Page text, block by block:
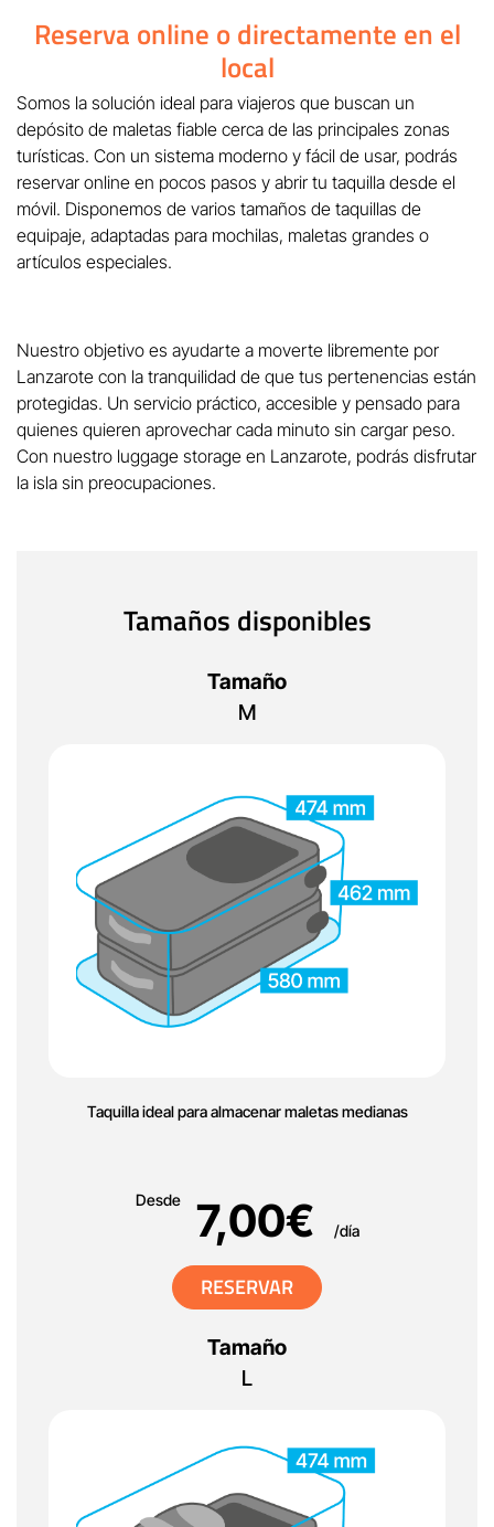
Reserva online o directamente en el
local
Somos la solución ideal para viajeros que buscan un
depósito de maletas fiable cerca de las principales zonas
turísticas. Con un sistema moderno y fácil de usar, podrás
reservar online en pocos pasos y abrir tu taquilla desde el
móvil. Disponemos de varios tamaños de taquillas de
equipaje, adaptadas para mochilas, maletas grandes o
artículos especiales.
Nuestro objetivo es ayudarte a moverte libremente por
Lanzarote con la tranquilidad de que tus pertenencias están
protegidas. Un servicio práctico, accesible y pensado para
quienes quieren aprovechar cada minuto sin cargar peso.
Con nuestro luggage storage en Lanzarote, podrás disfrutar
la isla sin preocupaciones.
Tamaños disponibles
Tamaño
M
Taquilla ideal para almacenar maletas medianas
Desde 7,00€ /día
RESERVAR
Tamaño
L